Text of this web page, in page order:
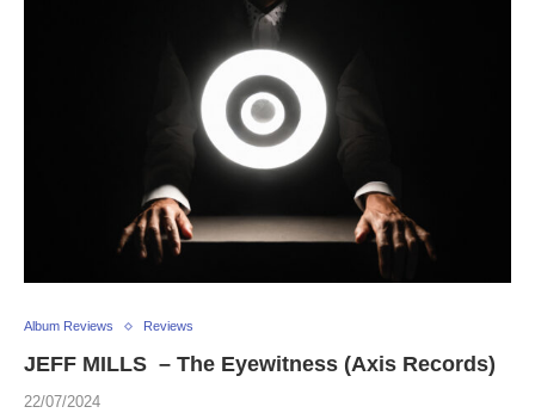
Album Reviews Reviews
JEFF MILLS – The Eyewitness (Axis Records)
22/07/2024